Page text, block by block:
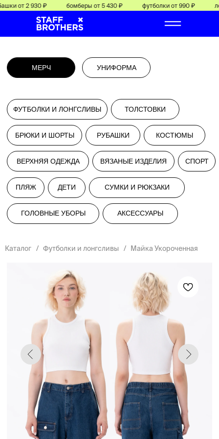
от 2 930 ₽ бомберы от 5 430 ₽ футболки от 990 ₽
ФУТБОЛКИ И ЛОНГСЛИВЫ ТОЛСТОВКИ
ВЯЗАНЫЕ ИЗДЕЛИЯ
ГОЛОВНЫЕ УБОРЫ
СУМКИ И РЮКЗАКИ
ДЕТИ
ПЛЯЖ
АКСЕССУАРЫ
Каталог / Футболки и лонгсливы / Майка Укороченная
МАЙКА УКОРОЧЕННАЯ
Майка женская облегающего силуэта,
укороченная. Выполнена из трикотажа
"в рубчик". Горловина и проймы в
спортивном стиле.
от от 0000 руб/шт.
РАЗМЕРЫ
42 48
Девушка: размер 42, рост - 173 см, обхват груди - 87 см, обхват талии - 64
см, обхват бедер - 93 см.